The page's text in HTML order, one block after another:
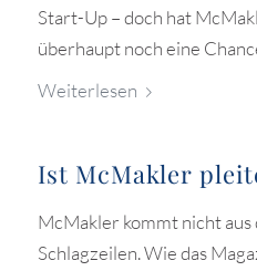
Start-Up – doch hat
überhaupt noch eine
Weiterlesen
Ist McMakler
McMakler kommt nicht aus
Schlagzeilen. Wie das